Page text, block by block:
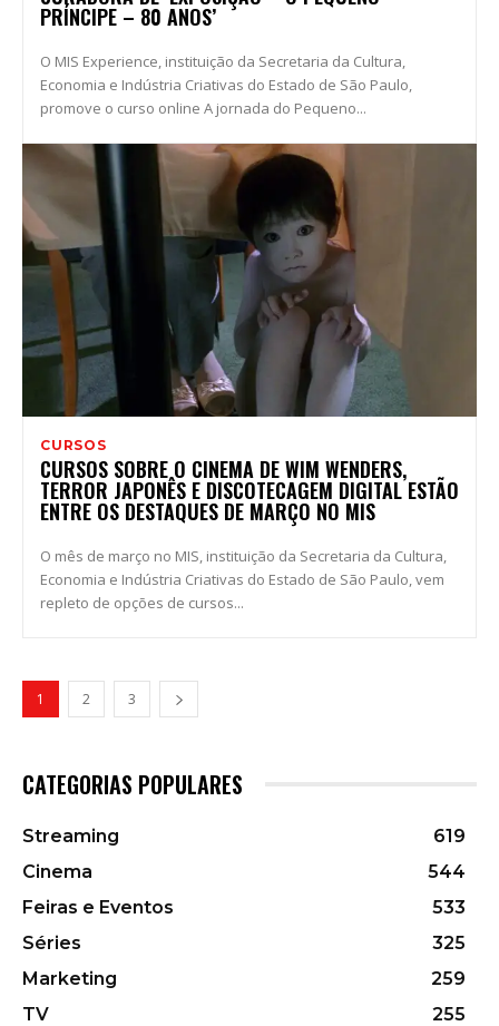
PRÍNCIPE – 80 ANOS’
O MIS Experience, instituição da Secretaria da Cultura,
Economia e Indústria Criativas do Estado de São Paulo,
promove o curso online A jornada do Pequeno...
CURSOS
CURSOS SOBRE O CINEMA DE WIM WENDERS,
TERROR JAPONÊS E DISCOTECAGEM DIGITAL ESTÃO
ENTRE OS DESTAQUES DE MARÇO NO MIS
O mês de março no MIS, instituição da Secretaria da Cultura,
Economia e Indústria Criativas do Estado de São Paulo, vem
repleto de opções de cursos...
1 2 3
CATEGORIAS POPULARES
Streaming
619
Cinema
544
Feiras e Eventos
533
Séries
325
Marketing
259
TV
255